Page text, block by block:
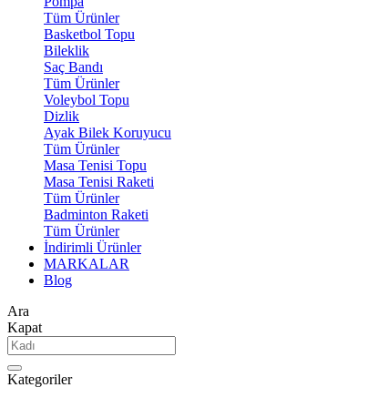
Tüm Ürünler
Basketbol Topu
Bileklik
Saç Bandı
Tüm Ürünler
Voleybol Topu
Dizlik
Ayak Bilek Koruyucu
Tüm Ürünler
Masa Tenisi Topu
Masa Tenisi Raketi
Tüm Ürünler
Badminton Raketi
Tüm Ürünler
İndirimli Ürünler
MARKALAR
Blog
Ara
Kapat
Kategoriler